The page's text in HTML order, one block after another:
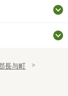
長与町